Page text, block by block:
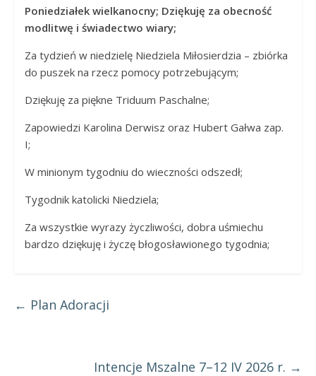
Strzałkowie
Poniedziałek wielkanocny; Dziękuję za obecność
modlitwę i świadectwo wiary;
Za tydzień w niedzielę Niedziela Miłosierdzia – zbiórka
do puszek na rzecz pomocy potrzebującym;
Dziękuję za piękne Triduum Paschalne;
Zapowiedzi Karolina Derwisz oraz Hubert Gałwa zap.
I;
W minionym tygodniu do wieczności odszedł;
Tygodnik katolicki Niedziela;
Za wszystkie wyrazy życzliwości, dobra uśmiechu
bardzo dziękuję i życzę błogosławionego tygodnia;
← Plan Adoracji
Intencje Mszalne 7–12 IV 2026 r. →